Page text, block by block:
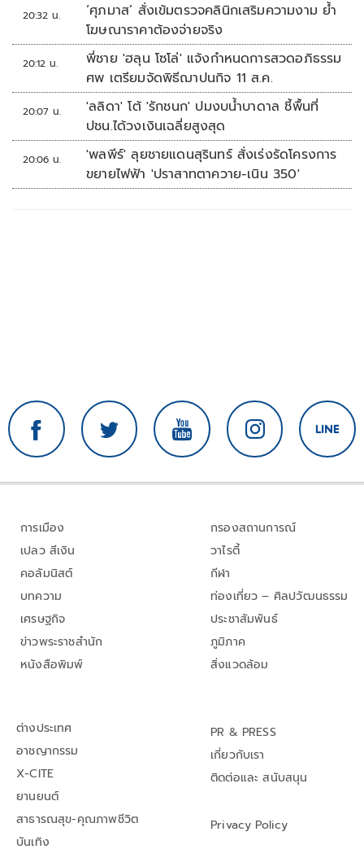
20:32 น.
‘ศุภมาส’ สั่งเข้มตรวจคลินิกเสริมความงาม ย้ำ
โฆษณาราคาต้องจ่ายจริง
20:12 น.
พี่ชาย 'ฮลุน โซโล่' แจ้งกำหนดการสวดอภิธรรม
ศพ เตรียมจัดพิธีฌาปนกิจ 11 ส.ค.
20:07 น.
'ลลิดา' โต้ 'รักชนก' ปมงบน้ำบาดาล ชี้พื้นที่
ปชน.ได้วงเงินเฉลี่ยสูงสุด
20:06 น.
'พลพีร์' ลุยชายแดนสุรินทร์ สั่งเร่งรัดโครงการ
ขยายไฟฟ้า 'ปราสาทตาควาย-เนิน 350'
การเมือง
เปลว สีเงิน
คอลัมนิสต์
บทความ
เศรษฐกิจ
ข่าวพระราชสำนัก
หนังสือพิมพ์
กรองสถานการณ์
วาไรตี้
กีฬา
ท่องเที่ยว – ศิลปวัฒนธรรม
ประชาสัมพันธ์
ภูมิภาค
สิ่งแวดล้อม
ต่างประเทศ
อาชญากรรม
X-CITE
ยานยนต์
สาธารณสุข-คุณภาพชีวิต
บันเทิง
PR & PRESS
เกี่ยวกับเรา
ติดต่อและ สนับสนุน
Privacy Policy